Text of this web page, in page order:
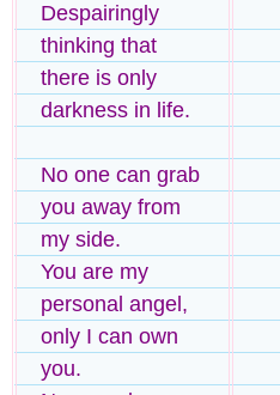
Despairingly
thinking that
there is only
darkness in life.
No one can grab
you away from
my side.
You are my
personal angel,
only I can own
you.